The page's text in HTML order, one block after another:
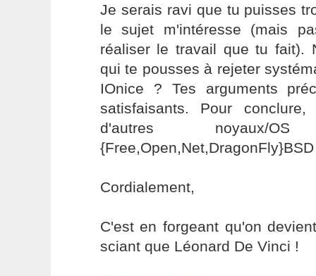
Je serais ravi que tu puisses
le sujet m'intéresse (mais
réaliser le travail que tu fait).
qui te pousses à rejeter
IOnice ? Tes arguments
satisfaisants. Pour
d'autres
Cordialement,
C'est en forgeant qu'on
sciant que Léonard De Vinci !